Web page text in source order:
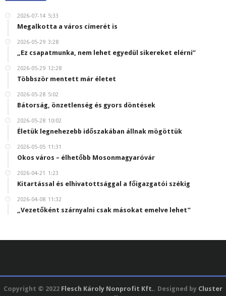
2026-07-14 5:33
Megalkotta a város címerét is
2026-05-29 3:28
„Ez csapatmunka, nem lehet egyedül sikereket elérni”
2026-05-29 12:28
Többször mentett már életet
2026-05-28 5:02
Bátorság, önzetlenség és gyors döntések
2026-05-28 10:02
Életük legnehezebb időszakában állnak mögöttük
2026-05-05 11:31
Okos város – élhetőbb Mosonmagyaróvár
2026-04-21 1:23
Kitartással és elhivatottsággal a főigazgatói székig
2026-04-08 11:32
„Vezetőként szárnyalni csak másokat emelve lehet”
Copyright © 2022 Flesch Károly Nonprofit Kft.. Designed by Cluster